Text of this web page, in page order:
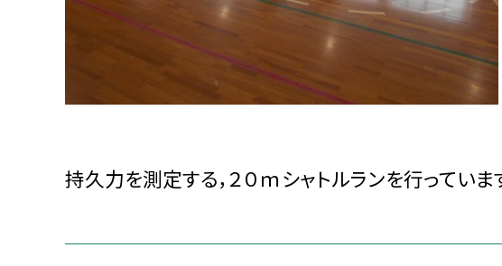
持久力を測定する，２０ｍシャトルランを行っていま